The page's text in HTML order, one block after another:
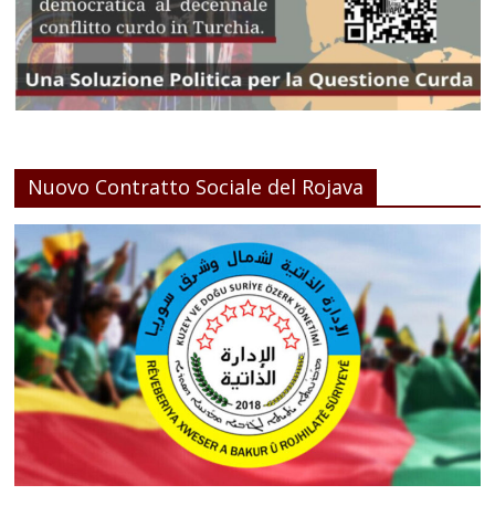
Nuovo Contratto Sociale del Rojava